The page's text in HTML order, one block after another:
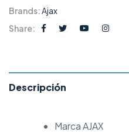
Brands: Ajax
Share:
Descripción
Marca AJAX